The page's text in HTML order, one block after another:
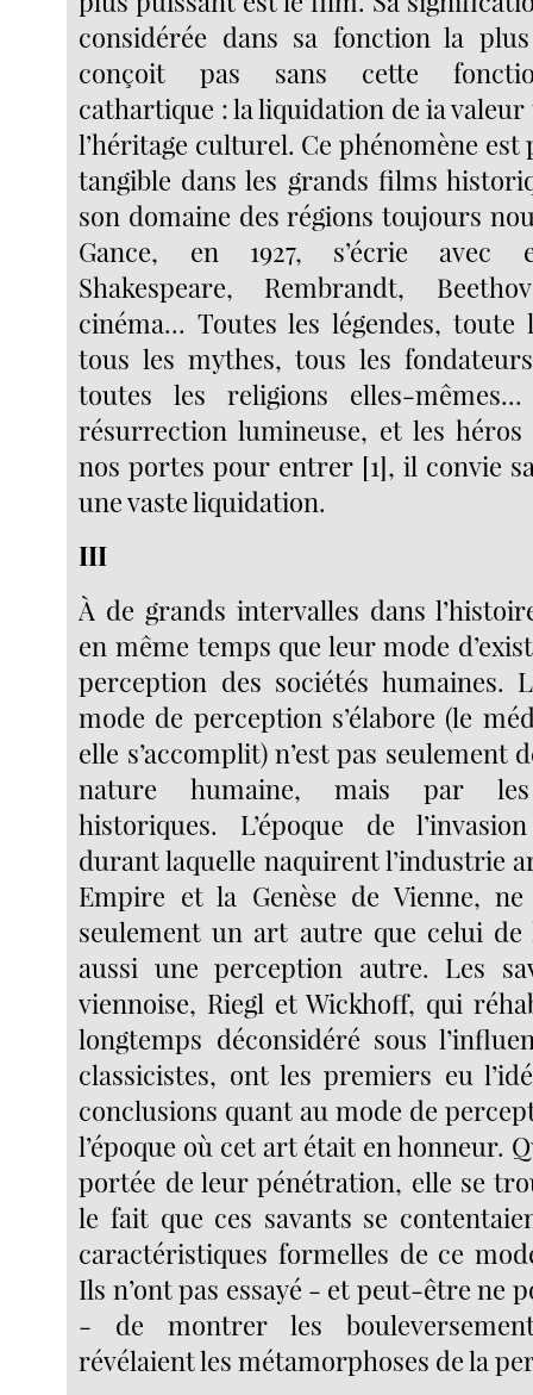
considérée dans sa fonction la
conçoit pas sans cette
cathartique : la liquidation de ia
l’héritage culturel. Ce phénomène
tangible dans les grands films
son domaine des régions toujours
Gance, en 1927, s’écrie avec
Shakespeare, Rembrandt,
cinéma... Toutes les légendes,
tous les mythes, tous les
toutes les religions elles-
résurrection lumineuse, et les
nos portes pour entrer [1], il convie
une vaste liquidation.
III
À de grands intervalles dans
en même temps que leur mode
perception des sociétés humaines.
mode de perception s’élabore (le
elle s’accomplit) n’est pas seulement
nature humaine, mais par les
historiques. L’époque de
durant laquelle naquirent l’industrie
Empire et la Genèse de Vienne,
seulement un art autre que celui de
aussi une perception autre. Les
viennoise, Riegl et Wickhoff, qui
longtemps déconsidéré sous
classicistes, ont les premiers eu
conclusions quant au mode de
l’époque où cet art était en honneur.
portée de leur pénétration, elle se
le fait que ces savants se
caractéristiques formelles de ce
Ils n’ont pas essayé - et peut-être ne
- de montrer les
révélaient les métamorphoses de la